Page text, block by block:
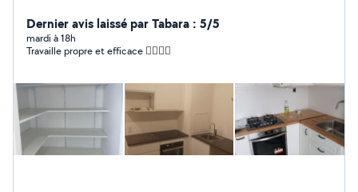
Dernier avis laissé par Tabara : 5/5
mardi à 18h
Travaille propre et efficace 👍🏾👍🏾